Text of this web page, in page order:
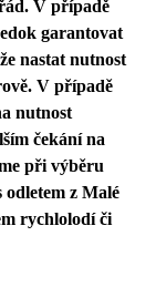
V případě
garantovat
nastat nutnost
V případě
nutnost
čekání na
při výběru
odletem z Malé
rychlolodí či